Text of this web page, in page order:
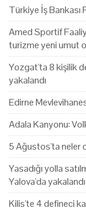
Türkiye İş Bankası
Amed Sportif
turizme yeni umut
Yozgat'ta 8 kişilik
yakalandı
Edirne
Adala Kanyonu:
5 Ağustos'ta neler
Yasadığı yolla
Yalova'da yakalandı
Kilis'te 4 defineci